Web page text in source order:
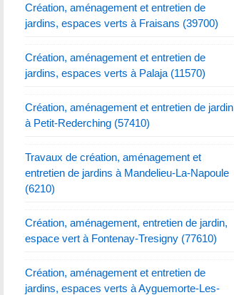
Création, aménagement et entretien de
jardins, espaces verts à Fraisans (39700)
Création, aménagement et entretien de
jardins, espaces verts à Palaja (11570)
Création, aménagement et entretien de jardin
à Petit-Rederching (57410)
Travaux de création, aménagement et
entretien de jardins à Mandelieu-La-Napoule
(6210)
Création, aménagement, entretien de jardin,
espace vert à Fontenay-Tresigny (77610)
Création, aménagement et entretien de
jardins, espaces verts à Ayguemorte-Les-